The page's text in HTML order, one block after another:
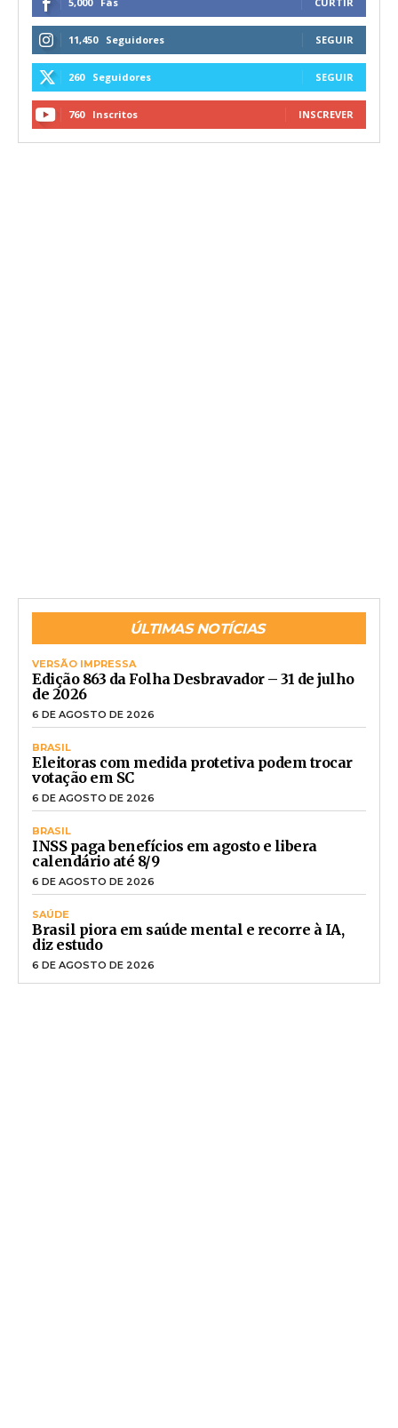
11,450 Seguidores SEGUIR
260 Seguidores SEGUIR
760 Inscritos INSCREVER
ÚLTIMAS NOTÍCIAS
VERSÃO IMPRESSA
Edição 863 da Folha Desbravador – 31 de julho
de 2026
6 DE AGOSTO DE 2026
BRASIL
Eleitoras com medida protetiva podem trocar
votação em SC
6 DE AGOSTO DE 2026
BRASIL
INSS paga benefícios em agosto e libera
calendário até 8/9
6 DE AGOSTO DE 2026
SAÚDE
Brasil piora em saúde mental e recorre à IA,
diz estudo
6 DE AGOSTO DE 2026